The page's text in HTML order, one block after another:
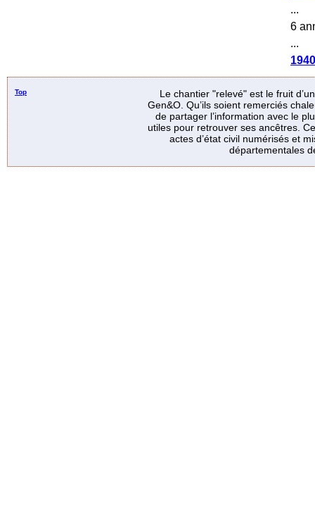
...
6
...
1940
Top
Le chantier "relevé" est le fruit
Gen&O. Qu’ils soient remerciés
de partager l’information avec le
utiles pour retrouver ses ancêtres.
actes d’état civil numérisés et
départementales